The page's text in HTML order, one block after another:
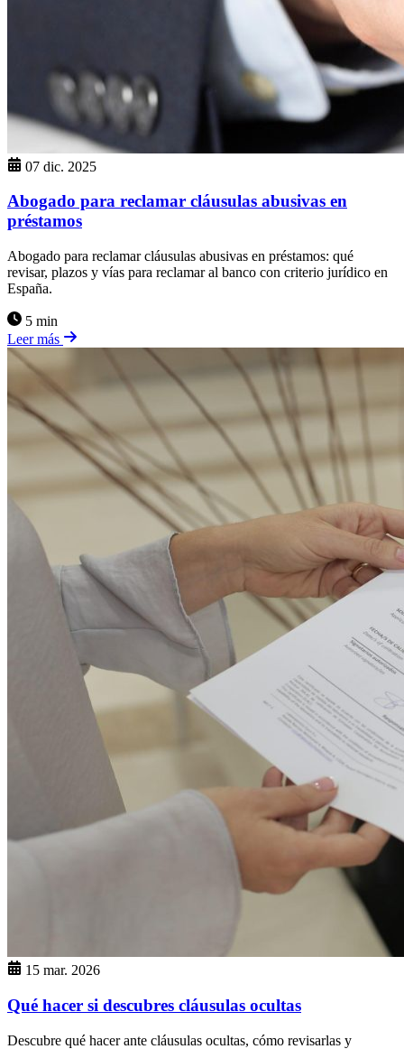
07 dic. 2025
Abogado para reclamar cláusulas abusivas en
préstamos
Abogado para reclamar cláusulas abusivas en préstamos: qué
revisar, plazos y vías para reclamar al banco con criterio jurídico en
España.
5 min
Leer más
15 mar. 2026
Qué hacer si descubres cláusulas ocultas
Descubre qué hacer ante cláusulas ocultas, cómo revisarlas y